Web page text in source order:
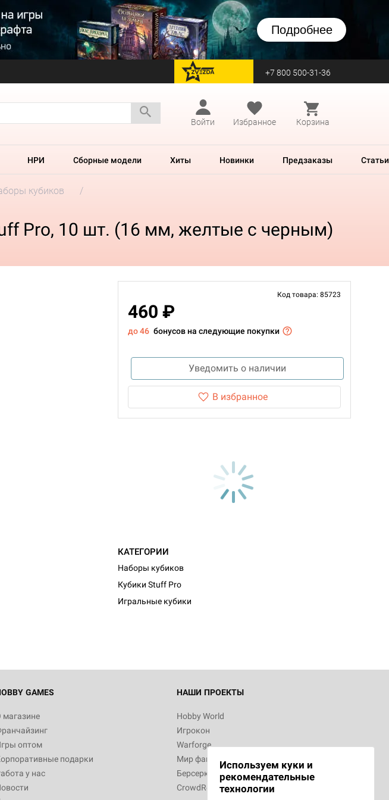
Подробнее
перейти на Zvezda +7 800 500-31-36
Войти
Избранное Корзина
НРИ Сборные модели Хиты Новинки Предзаказы Статьи
кубиков
Pro, 10 шт. (16 мм, желтые с черным)
Код товара: 85723
460 ₽
до 46 бонусов на следующие покупки
Уведомить о наличии
В избранное
КАТЕГОРИИ
Наборы кубиков
Кубики Stuff Pro
Игральные кубики
GAMES
магазине
оптом
подарки
у нас
НАШИ ПРОЕКТЫ
Hobby World
Игрокон
Warforge
Мир фантастики
Берсерк
CrowdRepublic
Используем куки и
рекомендательные
технологии
Настольная игра Hobby World Журнал
"Мир фантастики. Спецвыпуск: Братья
империи: Боевая тревога
799
Настольная игра Hobby World Сумерки
империи. Четвёртая редакция: Грозовой
Рубеж
12 990